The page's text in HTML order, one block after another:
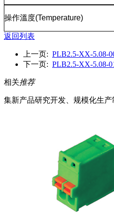
操作溫度(Temperature)
返回列表
上一页: PLB2.5-XX-5.08-
下一页: PLB2.5-XX-5.08-
相关推荐
集新产品研究开发、规模化生